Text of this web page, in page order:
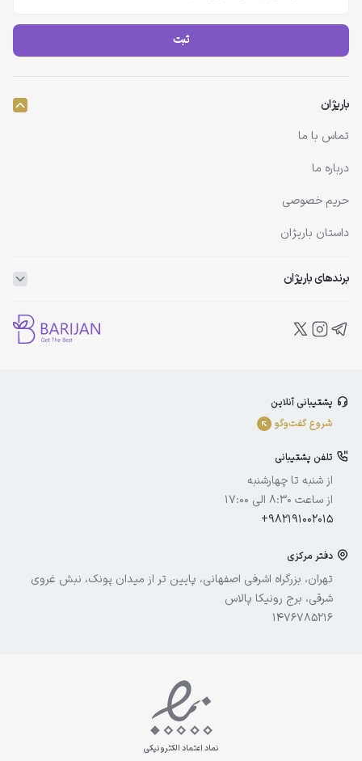
ثبت
باریژان
تماس با ما
درباره ما
حریم خصوصی
داستان باریژان
برندهای باریژان
ویتالیر
الوینا
آیسول
پشتیبانی آنلاین
شروع گفت‌و‌گو
تلفن پشتیبانی
از شنبه تا چهارشنبه
از ساعت 8:30 الی 17:00
+982191002015
دفتر مرکزی
تهران، بزرگراه اشرفی اصفهانی، پایین تر از میدان پونک، نبش غروی
شرقی، برج رونیکا پالاس
1476785216
نماد اعتماد الکترونیکی